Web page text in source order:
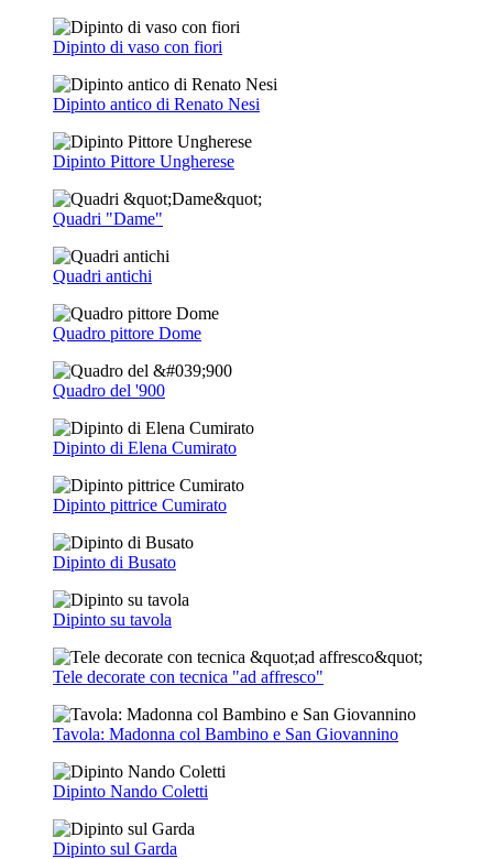
Dipinto di vaso con fiori
Dipinto antico di Renato Nesi
Dipinto Pittore Ungherese
Quadri "Dame"
Quadri antichi
Quadro pittore Dome
Quadro del '900
Dipinto di Elena Cumirato
Dipinto pittrice Cumirato
Dipinto di Busato
Dipinto su tavola
Tele decorate con tecnica "ad affresco"
Tavola: Madonna col Bambino e San Giovannino
Dipinto Nando Coletti
Dipinto sul Garda